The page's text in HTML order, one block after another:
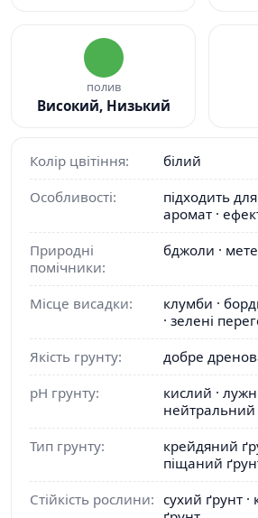
полив
Високий, Низький
Колір цвітіння:
білий
Особливості:
підходить для
аромат ·
Природні
помічники:
бджоли ·
Місце висадки:
клумби ·
· зелені
Якість грунту:
добре
pH грунту:
кислий ·
нейтральний
Тип грунту:
крейдяний
піщаний
Стійкість рослини: сухий ґрунт ·